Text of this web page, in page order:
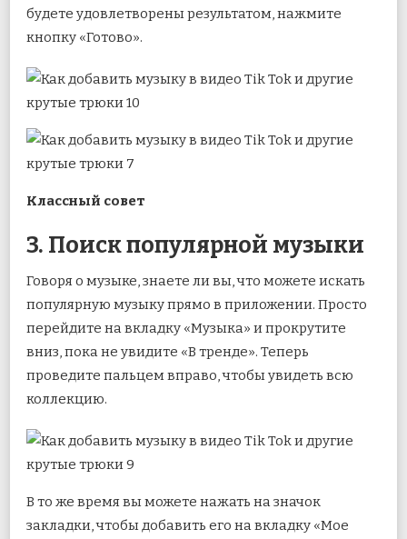
будете удовлетворены результатом, нажмите
кнопку «Готово».
Классный совет
3. Поиск популярной музыки
Говоря о музыке, знаете ли вы, что можете искать
популярную музыку прямо в приложении. Просто
перейдите на вкладку «Музыка» и прокрутите
вниз, пока не увидите «В тренде». Теперь
проведите пальцем вправо, чтобы увидеть всю
коллекцию.
В то же время вы можете нажать на значок
закладки, чтобы добавить его на вкладку «Мое